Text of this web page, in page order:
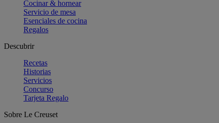
Cocinar & hornear
Servicio de mesa
Esenciales de cocina
Regalos
Descubrir
Recetas
Historias
Servicios
Concurso
Tarjeta Regalo
Sobre Le Creuset